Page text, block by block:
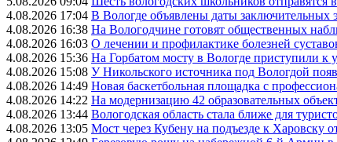
4.08.2026 17:04 В Вологде объявлены даты
4.08.2026 16:38 На Вологодчине готовят общественных
4.08.2026 16:03 О лечении и профилактике болезней
4.08.2026 15:36 На Горбатом мосту в Вологде приступили к
4.08.2026 15:08 У Никольского источника под Вологдой
4.08.2026 14:49 Новая баскетбольная площадка с
4.08.2026 14:22 На модернизацию 42 образовательных
4.08.2026 13:44 Вологодская область стала ближе для
4.08.2026 13:05 Мост через Кубену на подъезде к Харовску